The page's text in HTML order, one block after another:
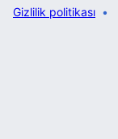
Gizlilik politikası